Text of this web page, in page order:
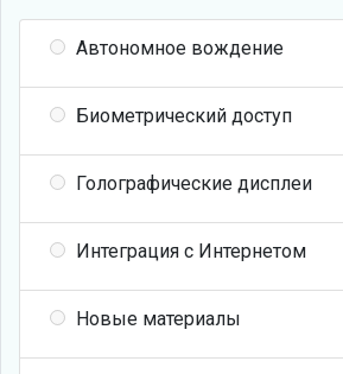
Автономное вождение
Биометрический доступ
Голографические дисплеи
Интеграция с Интернетом
Новые материалы